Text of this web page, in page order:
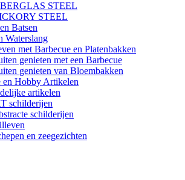
STEEL
STEEL
Batsen
Waterslang
met Barbecue en Platenbakken
genieten met een Barbecue
genieten van Bloembakken
en Hobby Artikelen
artikelen
schilderijen
schilderijen
en zeegezichten